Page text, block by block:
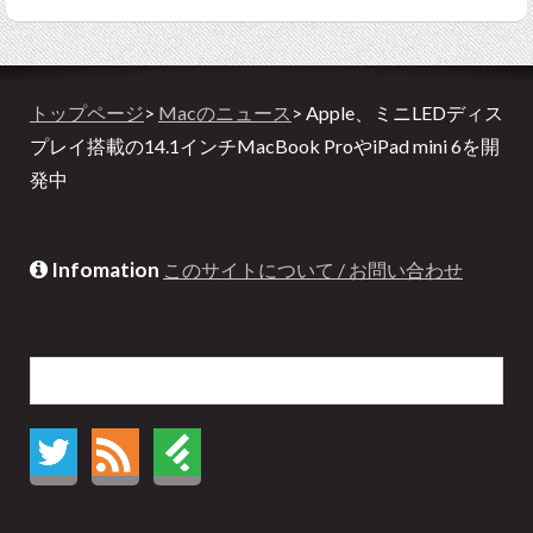
トップページ> Macのニュース > Apple、ミニLEDディス
プレイ搭載の14.1インチMacBook ProやiPad mini 6を開
発中
Infomation このサイトについて / お問い合わせ